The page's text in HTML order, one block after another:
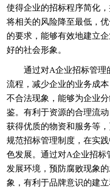
使得企业的招标程序简化
将相关的风险降至最低，
的要求，能够有效地建立
好的社会形象。
通过对A企业招标管理
流程，减少企业的业务成
不合法现象，能够为企业
鉴。有利于资源的合理流
获得优质的物资和服务等
规范招标管理制度，在实
色发展。通过对A企业招
发展环境，预防腐败现象
象，有利于品牌意识的建